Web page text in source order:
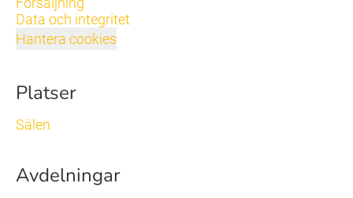
Data och integritet
Hantera cookies
Platser
Sälen
Avdelningar